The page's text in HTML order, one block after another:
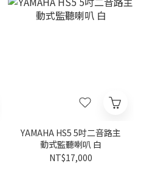
YAMAHA HS5 5吋二音路主
動式監聽喇叭 白
NT$17,000